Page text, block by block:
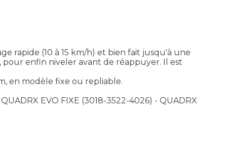
rapide (10 à 15 km/h) et bien fait jusqu'à une
enfin niveler avant de réappuyer. Il est
en modèle fixe ou repliable.
EVO FIXE (3018-3522-4026) - QUADRX